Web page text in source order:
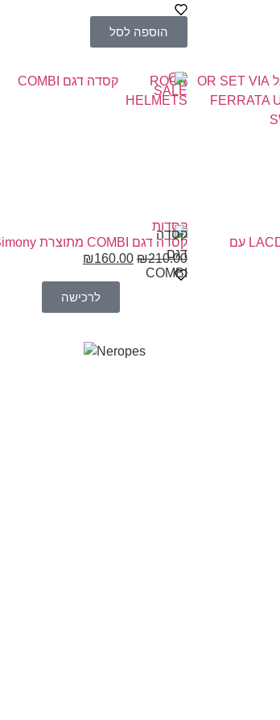
הוספה לסל
ערכת ויה פרטה מתוצרת LACD עם
ON
SALE
ROCK
HELMETS
קסדות
קסדה דגם COMBI מתוצרת Simony
₪210.00
₪160.00
לרכישה